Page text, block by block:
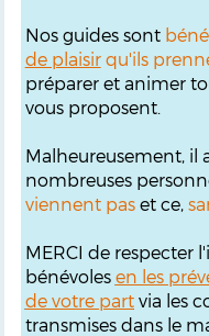
Nos guides sont
de plaisirqu'ils
préparer et animer
vous proposent.
Malheureusement, il
nombreuses
viennent paset ce,
MERCI de respecter
bénévoles en les
de votre partvia les
transmises dans le